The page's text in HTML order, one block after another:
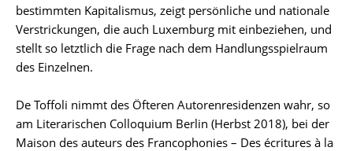
bestimmten Kapitalismus, zeigt persönliche und nationale
Verstrickungen, die auch Luxemburg mit einbeziehen, und
stellt so letztlich die Frage nach dem Handlungsspielraum
des Einzelnen.
De Toffoli nimmt des Öfteren Autorenresidenzen wahr, so
am Literarischen Colloquium Berlin (Herbst 2018), bei der
Maison des auteurs des Francophonies – Des écritures à la